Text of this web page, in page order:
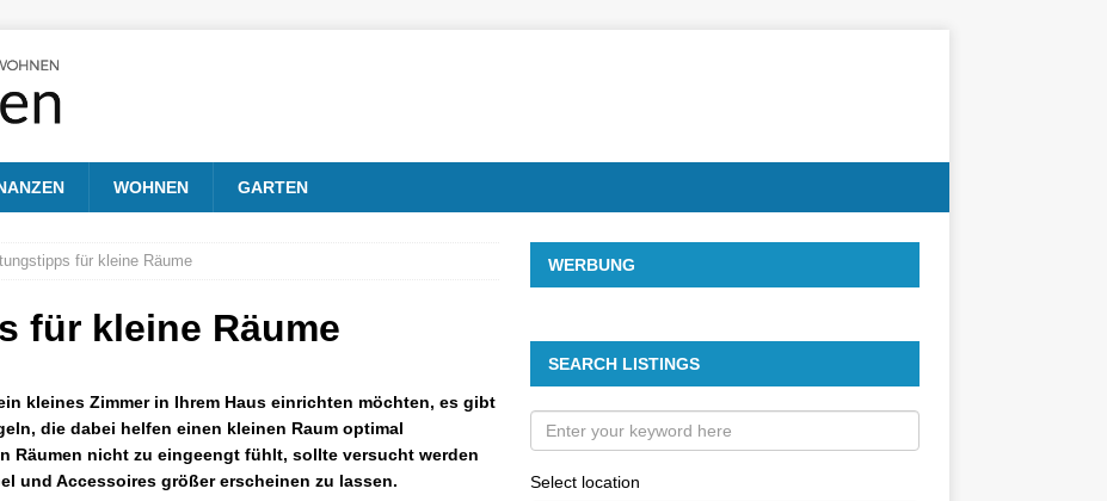
WOHNEN GARTEN
für kleine Räume
für kleine Räume
kleines Zimmer in Ihrem Haus einrichten möchten, es gibt
die dabei helfen einen kleinen Raum optimal
Räumen nicht zu eingeengt fühlt, sollte versucht werden
und Accessoires größer erscheinen zu lassen.
WERBUNG
SEARCH LISTINGS
Select location